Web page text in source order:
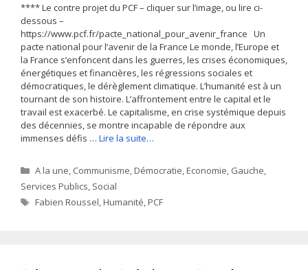
**** Le contre projet du PCF – cliquer sur l’image, ou lire ci-
dessous –
https://www.pcf.fr/pacte_national_pour_avenir_france Un
pacte national pour l’avenir de la France Le monde, l’Europe et
la France s’enfoncent dans les guerres, les crises économiques,
énergétiques et financières, les régressions sociales et
démocratiques, le dérèglement climatique. L’humanité est à un
tournant de son histoire. L’affrontement entre le capital et le
travail est exacerbé. Le capitalisme, en crise systémique depuis
des décennies, se montre incapable de répondre aux
immenses défis … Lire la suite…
Catégories
A la une, Communisme,Démocratie,Economie, Gauche,
Services Publics, Social
Étiquettes
Fabien Roussel,Humanité,PCF